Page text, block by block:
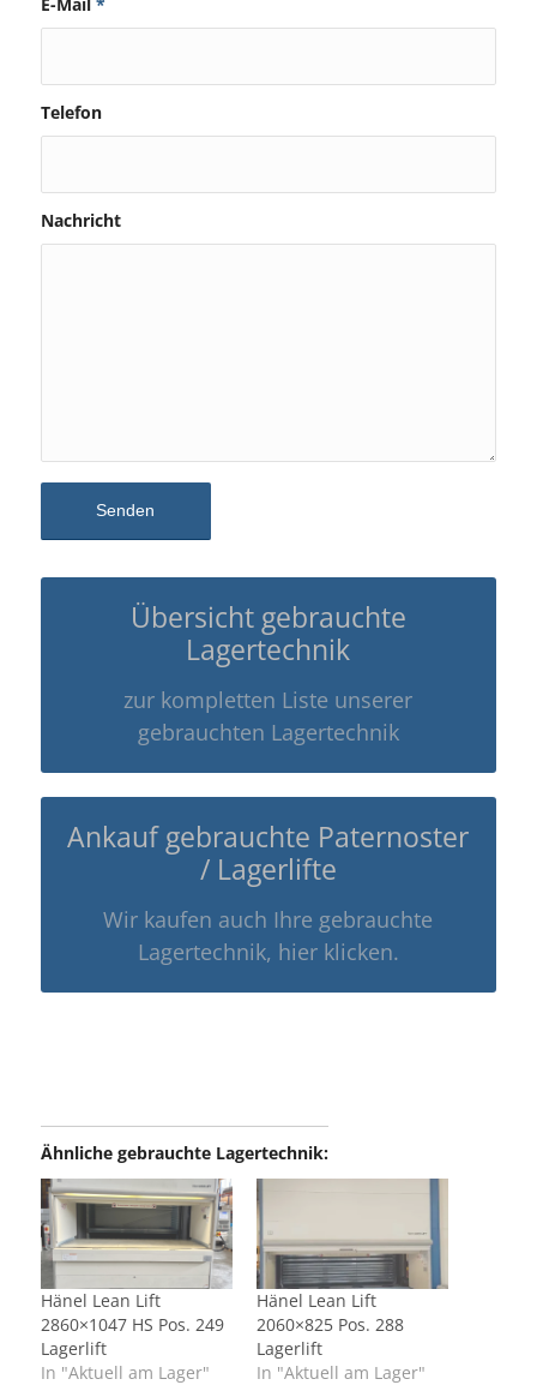
Telefon
Nachricht
Übersicht gebrauchte
Lagertechnik
zur kompletten Liste unserer
gebrauchten Lagertechnik
Ankauf gebrauchte Paternoster
/ Lagerlifte
Wir kaufen auch Ihre gebrauchte
Lagertechnik, hier klicken.
Ähnliche gebrauchte Lagertechnik:
Hänel Lean Lift
2860×1047 HS Pos. 249
Lagerlift
In "Aktuell am Lager"
Hänel Lean Lift
2060×825 Pos. 288
Lagerlift
In "Aktuell am Lager"